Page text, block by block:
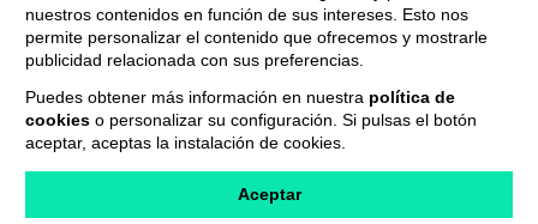
QUIENES SOMOS PUBLICIDAD
PROVEEDORES
TERMINOS Y CONDICIONES
POLÍTICA DE PRIVACIDAD
nuestros contenidos en función de sus intereses. Esto nos
permite personalizar el contenido que ofrecemos y mostrarle
publicidad relacionada con sus preferencias.
Puedes obtener más información en nuestra política de
cookies o personalizar su configuración. Si pulsas el botón
aceptar, aceptas la instalación de cookies.
Aceptar